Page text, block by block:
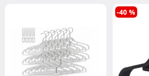
en boi..
-40 %